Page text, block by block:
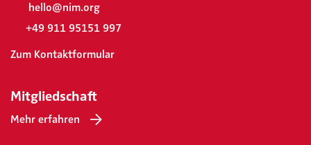
hello@nim.org
+49 911 95151 997
Zum Kontaktformular
Mitgliedschaft
Mehr erfahren